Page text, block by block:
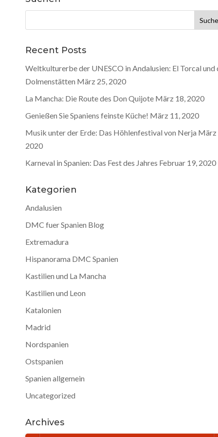
nach:
Recent Posts
Weltkulturerbe der UNESCO in Andalusien: El Torcal und
Dolmenstätten März 25, 2020
La Mancha: Die Route des Don Quijote März 18, 2020
Genießen Sie Spaniens feinste Küche! März 11, 2020
Musik unter der Erde: Das Höhlenfestival von Nerja März
2020
Karneval in Spanien: Das Fest des Jahres Februar 19, 2020
Kategorien
Andalusien
DMC fuer Spanien Blog
Extremadura
Hispanorama DMC Spanien
Kastilien und La Mancha
Kastilien und Leon
Katalonien
Madrid
Nordspanien
Ostspanien
Spanien allgemein
Uncategorized
Archives